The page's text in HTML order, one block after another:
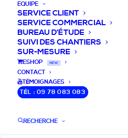
EQUIPE
SERVICE CLIENT
SERVICE COMMERCIAL
BUREAU D’ÉTUDE
SUIVI DES CHANTIERS
SUR-MESURE
ESHOP NEW
CONTACT
TÉMOIGNAGES
TÉL : 09 78 083 083
RECHERCHE
DEVIS /
QUESTIONS
votre projet de